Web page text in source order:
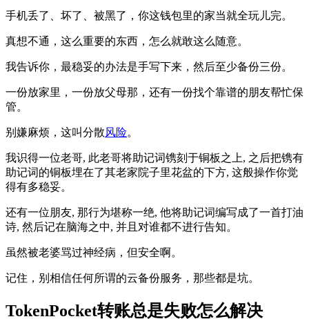
手机丢了、坏了、被黑了，你这钱包里的家当就全玩儿完。
真想不通，这么重要的东西，怎么就敢这么随意。
我告诉你，最稳妥的办法是手写下来，然后至少备份三份。
一份放家里，一份放父母那，还有一份找个靠谱的朋友帮忙保
管。
别嫌麻烦，这叫分散风险。
我识得一位老哥, 此老哥将助记词镌刻于铜板之上, 之后把镌有
助记词的铜板埋在了其老家院子里花盆的下方, 这般操作你觉
得有多稳妥。
还有一位朋友, 那行为堪称一绝, 他将助记词编写成了一首打油
诗, 然后记在脑海之中, 并且对谁都不进行告知。
虽然被老婆骂过神经病，但安全啊。
记住，别相信任何所谓的云备份服务，那些都是坑。
TokenPocket转账总是失败怎么解决